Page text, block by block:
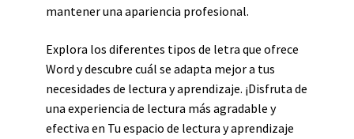
mantener una apariencia profesional.
Explora los diferentes tipos de letra que ofrece
Word y descubre cuál se adapta mejor a tus
necesidades de lectura y aprendizaje. ¡Disfruta de
una experiencia de lectura más agradable y
efectiva en Tu espacio de lectura y aprendizaje